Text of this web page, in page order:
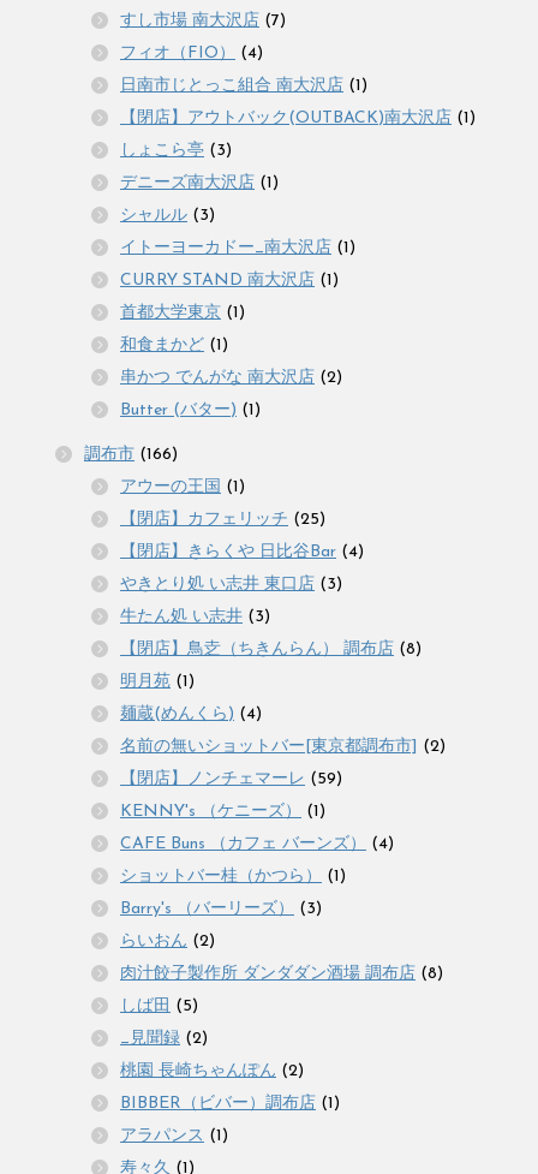
すし市場 南大沢店 (7)
フィオ（FIO）
(4)
日南市じとっこ組合 南大沢店 (1)
【閉店】アウトバック(OUTBACK)南大沢店 (1)
しょこら亭 (3)
デニーズ南大沢店 (1)
シャルル (3)
イトーヨーカドー_南大沢店 (1)
CURRY STAND 南大沢店 (1)
首都大学東京 (1)
和食まかど (1)
串かつ でんがな 南大沢店 (2)
Butter (バター) (1)
調布市 (166)
アウーの王国 (1)
【閉店】カフェリッチ (25)
【閉店】きらくや 日比谷Bar (4)
やきとり処 い志井 東口店 (3)
牛たん処 い志井 (3)
【閉店】鳥赱（ちきんらん） 調布店 (8)
明月苑 (1)
麺蔵(めんくら) (4)
名前の無いショットバー[東京都調布市]
(2)
【閉店】ノンチェマーレ (59)
KENNY's （ケニーズ）
(1)
CAFE Buns （カフェ バーンズ）
(4)
ショットバー桂（かつら）
(1)
Barry's （バーリーズ）
(3)
らいおん (2)
肉汁餃子製作所 ダンダダン酒場 調布店 (8)
しば田 (5)
_見聞録 (2)
桃園 長崎ちゃんぽん (2)
BIBBER（ビバー）調布店 (1)
アラパンス (1)
寿々久 (1)